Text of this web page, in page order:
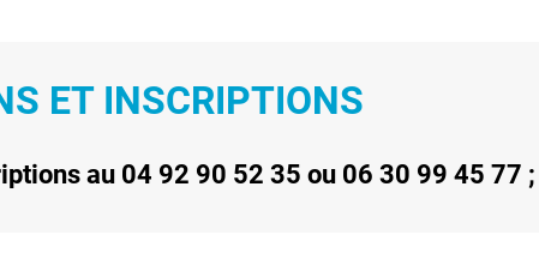
ET INSCRIPTIONS
au 04 92 90 52 35 ou 06 30 99 45 77 ;